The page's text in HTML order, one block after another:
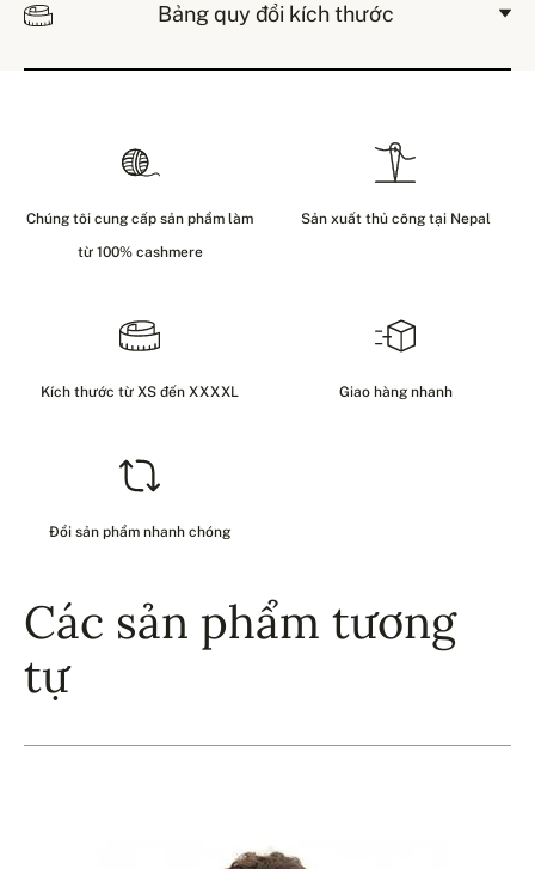
Bảng quy đổi kích thước
Chúng tôi cung cấp sản phẩm làm
từ 100% cashmere
Sản xuất thủ công tại Nepal
Kích thước từ XS đến XXXXL Giao hàng nhanh
Đổi sản phẩm nhanh chóng
Các sản phẩm tương
tự